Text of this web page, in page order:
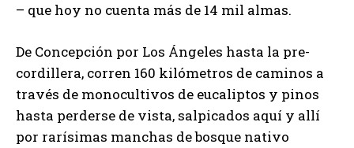
– que hoy no cuenta más de 14 mil almas.
De Concepción por Los Ángeles hasta la pre-
cordillera, corren 160 kilómetros de caminos a
través de monocultivos de eucaliptos y pinos
hasta perderse de vista, salpicados aquí y allí
por rarísimas manchas de bosque nativo